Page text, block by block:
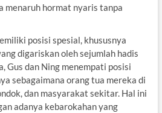
menaruh hormat nyaris tanpa
posisi spesial, khususnya
digariskan oleh sejumlah hadis
Gus dan Ning menempati posisi
sebagaimana orang tua mereka di
dan masyarakat sekitar. Hal ini
adanya kebarokahan yang